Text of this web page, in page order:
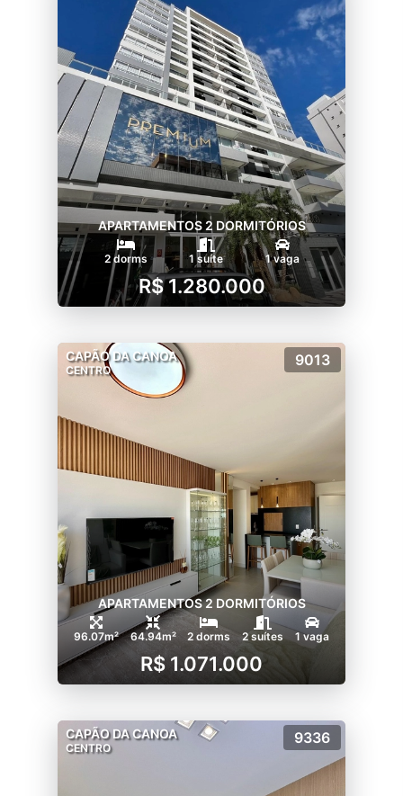
APARTAMENTOS 2 DORMITÓRIOS
2 dorms 1 suíte 1 vaga
R$ 1.280.000
CAPÃO DA CANOA
CENTRO
9013
APARTAMENTOS 2 DORMITÓRIOS
96.07m² 64.94m² 2 dorms 2 suítes 1 vaga
R$ 1.071.000
CAPÃO DA CANOA
CENTRO
9336